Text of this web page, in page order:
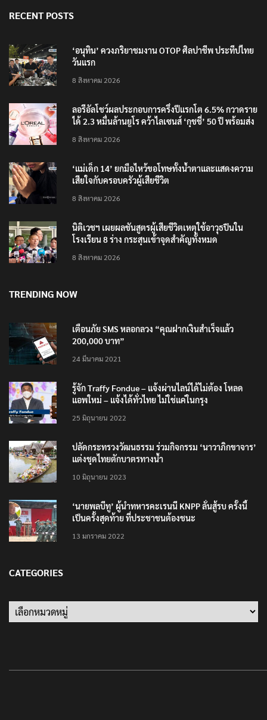
RECENT POSTS
‘อนุทิน’ ควงภริยาชมงาน OTOP ศิลปาชีพ ประทีปไทย
วันแรก
8 สิงหาคม 2026
ลอรีอัลโชว์ผลประกอบการครึ่งปีแรกโต 6.5% กวาดราย
ได้ 2.3 หมื่นล้านยูโร คว้าไลเซนส์ ‘กุชชี่’ 50 ปี พร้อมส่ง
8 สิงหาคม 2026
‘แม่เด็ก 14’ ยกมือไหว้ขอโทษทั้งน้ำตาและแสดงความ
เสียใจกับครอบครัวผู้เสียชีวิต
8 สิงหาคม 2026
นิติเวชฯ เผยผลชันสูตรผู้เสียชีวิตเหตุใช้อาวุธปืนใน
โรงเรียน 8 ร่าง กระสุนเข้าจุดสำคัญทั้งหมด
8 สิงหาคม 2026
TRENDING NOW
เตือนภัย SMS หลอกลวง “คุณฝากเงินสำเร็จแล้ว
200,000 บาท”
24 มีนาคม 2021
รู้จัก Traffy Fondue – แจ้งผ่านไลน์ได้ไม่ต้อง โหลด
แอพใหม่ – แจ้งได้ทั่วไทย ไม่ใช่แค่ในกรุง
25 มิถุนายน 2022
ปลัดกระทรวงวัฒนธรรม ร่วมกิจกรรม ‘นาวาภิกขาจาร’
แต่งชุดไทยตักบาตรทางน้ำ
10 มิถุนายน 2023
‘นายพลบีทู’ ผู้นำทหารคะเรนนี KNPP ลั่นสู้รบ ครั้งนี้
เป็นครั้งสุดท้าย ที่ประชาชนต้องชนะ
13 มกราคม 2022
CATEGORIES
Categories